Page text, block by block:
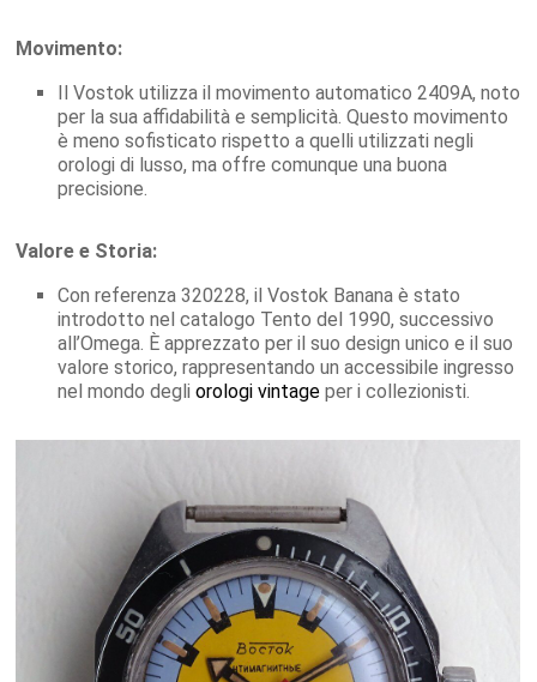
Movimento:
Il Vostok utilizza il movimento automatico 2409A, noto
per la sua affidabilità e semplicità. Questo movimento
è meno sofisticato rispetto a quelli utilizzati negli
orologi di lusso, ma offre comunque una buona
precisione.
Valore e Storia:
Con referenza 320228, il Vostok Banana è stato
introdotto nel catalogo Tento del 1990, successivo
all’Omega. È apprezzato per il suo design unico e il suo
valore storico, rappresentando un accessibile ingresso
nel mondo degliorologi vintage per i collezionisti.